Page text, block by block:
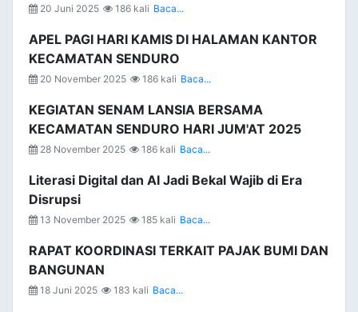
20 Juni 2025 186 kali Baca...
APEL PAGI HARI KAMIS DI HALAMAN KANTOR
KECAMATAN SENDURO
20 November 2025 186 kali Baca...
KEGIATAN SENAM LANSIA BERSAMA
KECAMATAN SENDURO HARI JUM'AT 2025
28 November 2025 186 kali Baca...
Literasi Digital dan AI Jadi Bekal Wajib di Era
Disrupsi
13 November 2025 185 kali Baca...
RAPAT KOORDINASI TERKAIT PAJAK BUMI DAN
BANGUNAN
18 Juni 2025 183 kali Baca...